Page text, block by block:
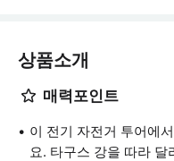
상품소개
매력포인트
이 전기 자전거 투어에
요. 타구스 강을 따라 달